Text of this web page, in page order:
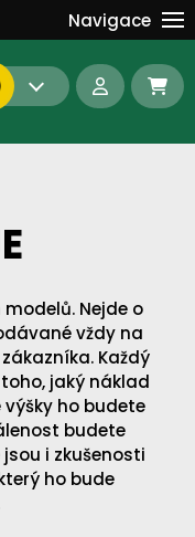
93
Navigace
Forklift-Partners
Nejde o
vždy na
Každý
jaký náklad
ho budete
budete
i zkušenosti
ho bude